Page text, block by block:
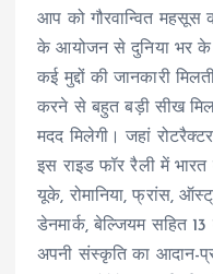
आप को गौरवान्वित महसूस
के आयोजन से दुनिया भर के
कई मुद्दों की जानकारी
करने से बहुत बड़ी सीख
मदद मिलेगी। जहां
इस राइड फॉर रैली में
यूके, रोमानिया, फ्रांस,
डेनमार्क, बेल्जियम सहित
अपनी संस्कृति का आदान-